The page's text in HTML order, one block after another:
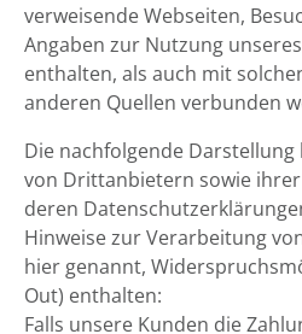
verweisende Webseiten,
Angaben zur Nutzung
enthalten, als auch mit
anderen Quellen verbunden
Die nachfolgende
von Drittanbietern sowie
deren
Hinweise zur Verarbeitung
hier genannt,
Out) enthalten:
Falls unsere Kunden die